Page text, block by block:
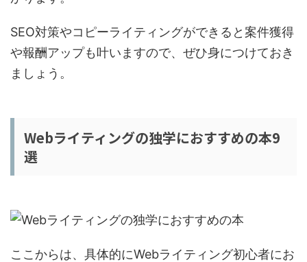
SEO対策やコピーライティングができると案件獲得
や報酬アップも叶いますので、ぜひ身につけておき
ましょう。
Webライティングの独学におすすめの本9
選
ここからは、具体的にWebライティング初心者にお